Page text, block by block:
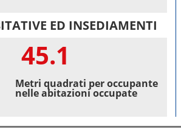
ED INSEDIAMENTI
45.1
Metri quadrati per occupante
nelle abitazioni occupate